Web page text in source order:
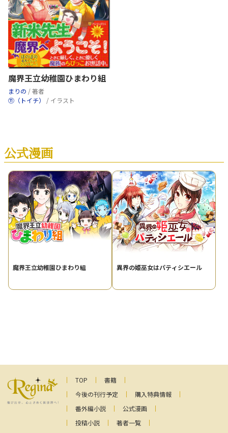
魔界王立幼稚園ひまわり組
まりの / 著者
⑪（トイチ） / イラスト
公式漫画
魔界王立幼稚園ひまわり組 異界の姫巫女はパティシエール
TOP
書籍
今後の刊行予定
購入特典情報
番外編小説
公式漫画
投稿小説
著者一覧